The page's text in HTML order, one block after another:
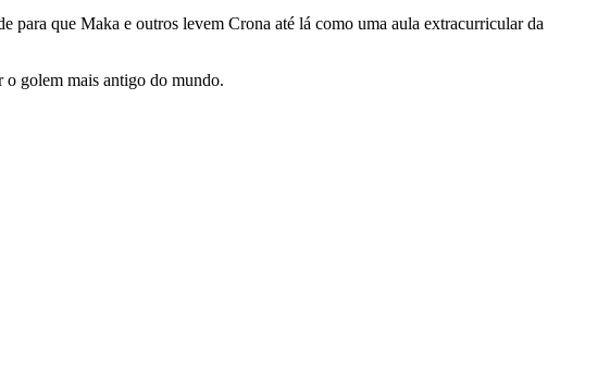
para que Maka e outros levem Crona até lá como uma aula extracurricular da
o golem mais antigo do mundo.